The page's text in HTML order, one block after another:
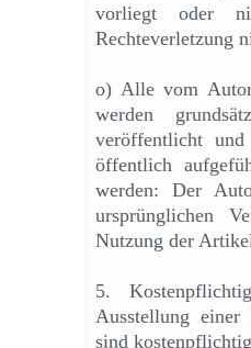
vorliegt oder
Rechteverletzung
o) Alle vom
werden
veröffentlicht
öffentlich
werden: Der
ursprünglichen
Nutzung der
5.
Ausstellung einer
sind